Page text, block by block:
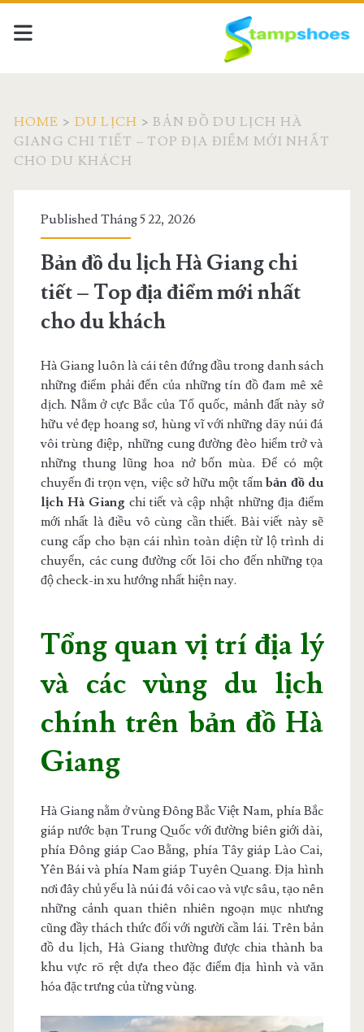
HOME > DU LỊCH >BẢN ĐỒ DU LỊCH HÀ
GIANG CHI TIẾT – TOP ĐỊA ĐIỂM MỚI NHẤT
CHO DU KHÁCH
Published Tháng 5 22, 2026
Bản đồ du lịch Hà Giang chi
tiết – Top địa điểm mới nhất
cho du khách
Hà Giang luôn là cái tên đứng đầu trong danh sách
những điểm phải đến của những tín đồ đam mê xê
dịch. Nằm ở cực Bắc của Tổ quốc, mảnh đất này sở
hữu vẻ đẹp hoang sơ, hùng vĩ với những dãy núi đá
vôi trùng điệp, những cung đường đèo hiểm trở và
những thung lũng hoa nở bốn mùa. Để có một
chuyến đi trọn vẹn, việc sở hữu một tấmbản đồ du
lịch Hà Giang chi tiết và cập nhật những địa điểm
mới nhất là điều vô cùng cần thiết. Bài viết này sẽ
cung cấp cho bạn cái nhìn toàn diện từ lộ trình di
chuyển, các cung đường cốt lõi cho đến những tọa
độ check-in xu hướng nhất hiện nay.
Tổng quan vị trí địa lý
và các vùng du lịch
chính trên bản đồ Hà
Giang
Hà Giang nằm ở vùng Đông Bắc Việt Nam, phía Bắc
giáp nước bạn Trung Quốc với đường biên giới dài,
phía Đông giáp Cao Bằng, phía Tây giáp Lào Cai,
Yên Bái và phía Nam giáp Tuyên Quang. Địa hình
nơi đây chủ yếu là núi đá vôi cao và vực sâu, tạo nên
những cảnh quan thiên nhiên ngoạn mục nhưng
cũng đầy thách thức đối với người cầm lái. Trên bản
đồ du lịch, Hà Giang thường được chia thành ba
khu vực rõ rệt dựa theo đặc điểm địa hình và văn
hóa đặc trưng của từng vùng.